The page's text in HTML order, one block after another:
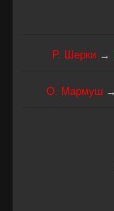
Р. Шерки →
О. Мармуш →